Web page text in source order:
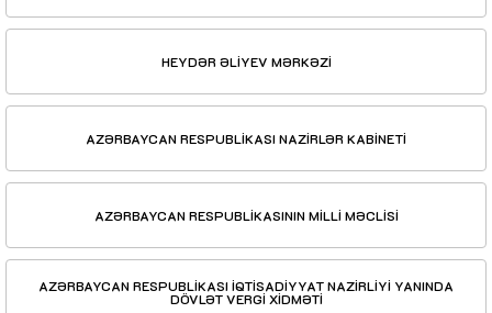
HEYDƏR ƏLİYEV MƏRKƏZİ
AZƏRBAYCAN RESPUBLİKASI NAZİRLƏR KABİNETİ
AZƏRBAYCAN RESPUBLİKASININ MİLLİ MƏCLİSİ
AZƏRBAYCAN RESPUBLİKASI İQTİSADİYYAT NAZİRLİYİ YANINDA
DÖVLƏT VERGİ XİDMƏTİ